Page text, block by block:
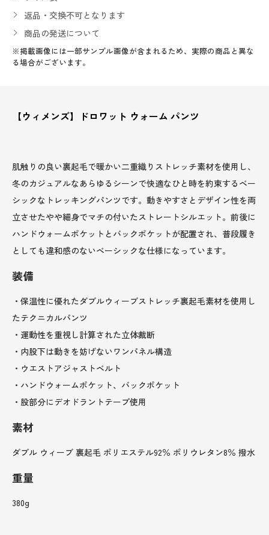
返品・交換不可となります
商品の発送について
※掲載画像には一部サンプル画像が含まれるため、実際の商品と異な
る場合がございます。
【ウィメンズ】ドロワット ウォーム パンツ
肌触りの良い裏起毛で暖かい二重織りストレッチ素材を使用し、
冬のカジュアルなあらゆるシーンで快適なひと時を約束するベー
シックなトレッキングパンツです。動きやすさとデザイン性を両
立させたやや細身でマチの付いたストレートシルエット。前後に
ハンドウォームポケットとバックポケットが配置され、普段履き
としても違和感のないベーシックな仕様になっています。
装備
・保温性に優れたダブルウィーブストレッチ裏起毛素材を使用し
たテクニカルパンツ
・運動性を重視し計算された立体裁断
・内股下は動きを妨げないワンパネル構造
・ウエストアジャストベルト
・ハンドウォームポケット、バックポケット
・股部分にデオドラントテープ使用
素材
ダブル ウィーブ 裏起毛 ポリエステル92％ ポリウレタン8％ 撥水
重量
380g